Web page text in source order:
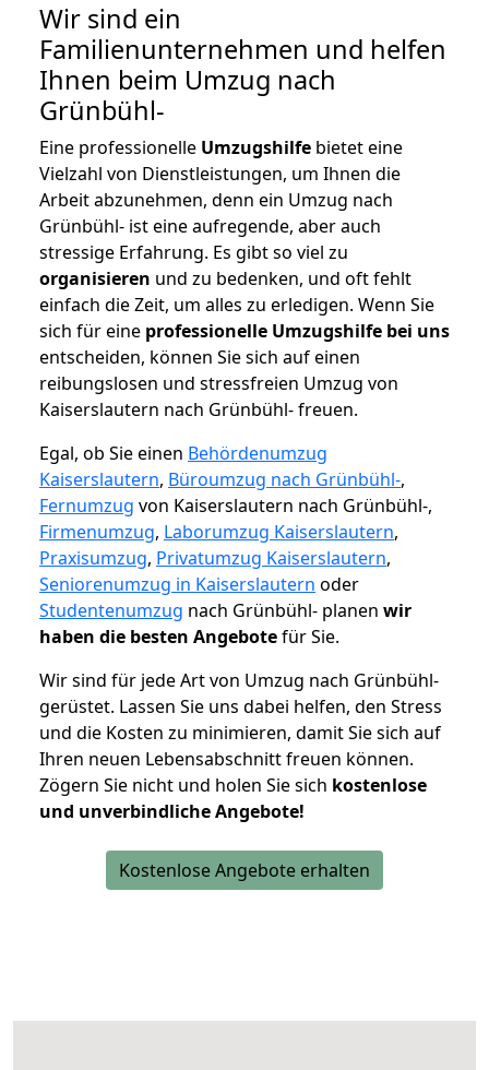
Wir sind ein
Familienunternehmen und helfen
Ihnen beim Umzug nach
Grünbühl-
Eine professionelle Umzugshilfe bietet eine
Vielzahl von Dienstleistungen, um Ihnen die
Arbeit abzunehmen, denn ein Umzug nach
Grünbühl- ist eine aufregende, aber auch
stressige Erfahrung. Es gibt so viel zu
organisieren und zu bedenken, und oft fehlt
einfach die Zeit, um alles zu erledigen. Wenn Sie
sich für eine professionelle Umzugshilfe bei uns
entscheiden, können Sie sich auf einen
reibungslosen und stressfreien Umzug von
Kaiserslautern nach Grünbühl- freuen.
Egal, ob Sie einen Behördenumzug
Kaiserslautern, Büroumzug nach Grünbühl-,
Fernumzug von Kaiserslautern nach Grünbühl-,
Firmenumzug, Laborumzug Kaiserslautern,
Praxisumzug, Privatumzug Kaiserslautern,
Seniorenumzug in Kaiserslautern oder
Studentenumzug nach Grünbühl- planen wir
haben die besten Angebotefür Sie.
Wir sind für jede Art von Umzug nach Grünbühl-
gerüstet. Lassen Sie uns dabei helfen, den Stress
und die Kosten zu minimieren, damit Sie sich auf
Ihren neuen Lebensabschnitt freuen können.
Zögern Sie nicht und holen Sie sich kostenlose
und unverbindliche Angebote!
Kostenlose Angebote erhalten